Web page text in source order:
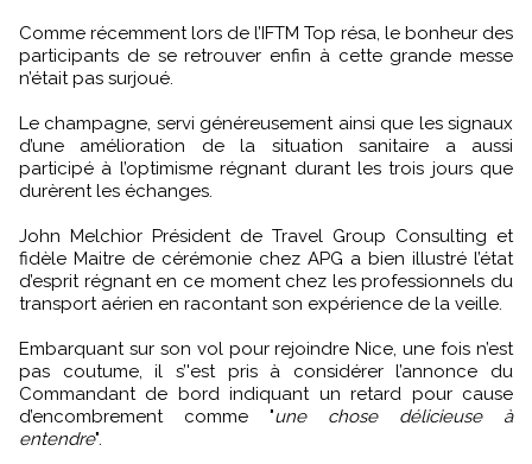
Comme récemment lors de l’IFTM Top résa, le bonheur des
participants de se retrouver enfin à cette grande messe
n’était pas surjoué.
Le champagne, servi généreusement ainsi que les signaux
d’une amélioration de la situation sanitaire a aussi
participé à l’optimisme régnant durant les trois jours que
durèrent les échanges.
John Melchior Président de Travel Group Consulting et
fidèle Maitre de cérémonie chez APG a bien illustré l’état
d’esprit régnant en ce moment chez les professionnels du
transport aérien en racontant son expérience de la veille.
Embarquant sur son vol pour rejoindre Nice, une fois n’est
pas coutume, il s’'est pris à considérer l’annonce du
Commandant de bord indiquant un retard pour cause
d’encombrement comme "une chose délicieuse à
entendre".